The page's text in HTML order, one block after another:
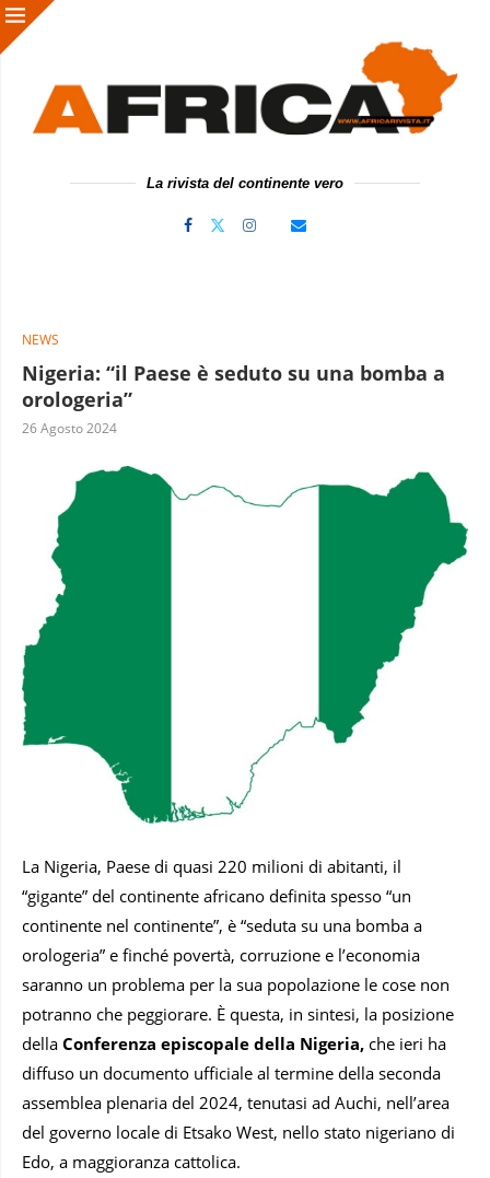
La rivista del continente vero
NEWS
Nigeria: “il Paese è seduto su una bomba a
orologeria”
26 Agosto 2024
La Nigeria, Paese di quasi 220 milioni di abitanti, il
“gigante” del continente africano definita spesso “un
continente nel continente”, è “seduta su una bomba a
orologeria” e finché povertà, corruzione e l’economia
saranno un problema per la sua popolazione le cose non
potranno che peggiorare. È questa, in sintesi, la posizione
della Conferenza episcopale della Nigeria, che ieri ha
diffuso un documento ufficiale al termine della seconda
assemblea plenaria del 2024, tenutasi ad Auchi, nell’area
del governo locale di Etsako West, nello stato nigeriano di
Edo, a maggioranza cattolica.